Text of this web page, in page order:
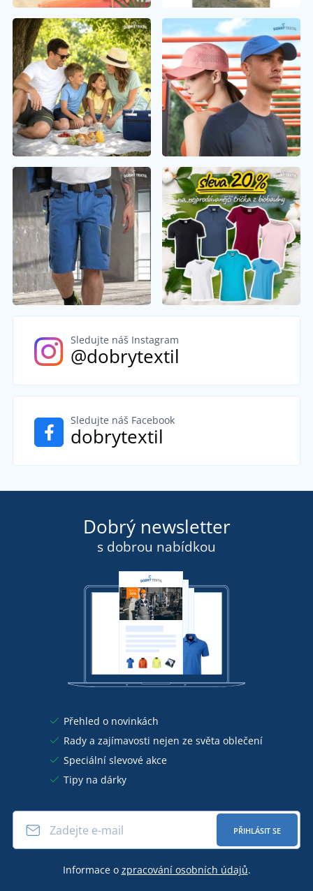
Sledujte náš Instagram
@dobrytextil
Sledujte náš Facebook
dobrytextil
Dobrý newsletter
s dobrou nabídkou
Přehled o novinkách
Rady a zajímavosti nejen ze světa oblečení
Speciální slevové akce
Tipy na dárky
PŘIHLÁSIT SE
Informace o zpracování osobních údajů.